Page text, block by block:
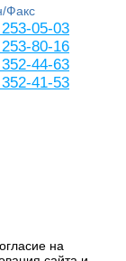
Факс
253-05-03
253-80-16
352-44-63
352-41-53
на